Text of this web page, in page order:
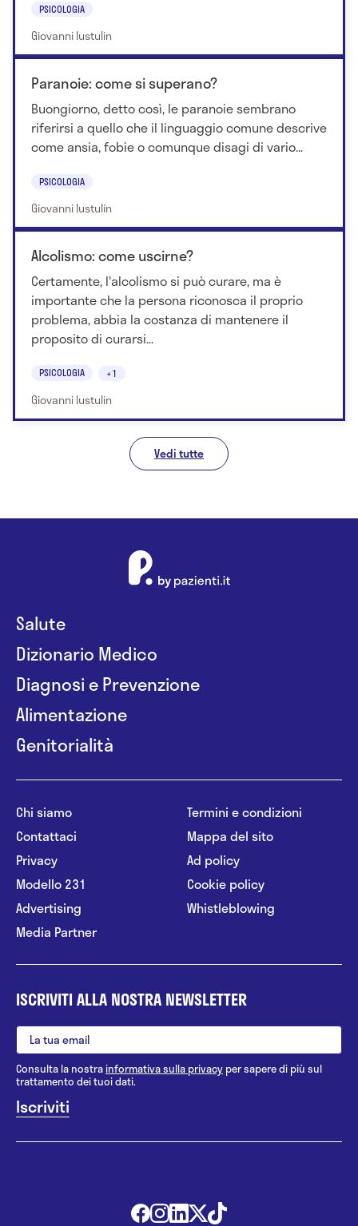
PSICOLOGIA
Giovanni Iustulin
Paranoie: come si superano?
Buongiorno, detto così, le paranoie sembrano
riferirsi a quello che il linguaggio comune descrive
come ansia, fobie o comunque disagi di vario...
PSICOLOGIA
Giovanni Iustulin
Alcolismo: come uscirne?
Certamente, l'alcolismo si può curare, ma è
importante che la persona riconosca il proprio
problema, abbia la costanza di mantenere il
proposito di curarsi...
PSICOLOGIA +1
Giovanni Iustulin
Vedi tutte
Salute
Dizionario Medico
Diagnosi e Prevenzione
Alimentazione
Genitorialità
Chi siamo
Contattaci
Privacy
Modello 231
Advertising
Media Partner
Termini e condizioni
Mappa del sito
Ad policy
Cookie policy
Whistleblowing
ISCRIVITI ALLA NOSTRA NEWSLETTER
Consulta la nostrainformativa sulla privacy per sapere di più sul
trattamento dei tuoi dati.